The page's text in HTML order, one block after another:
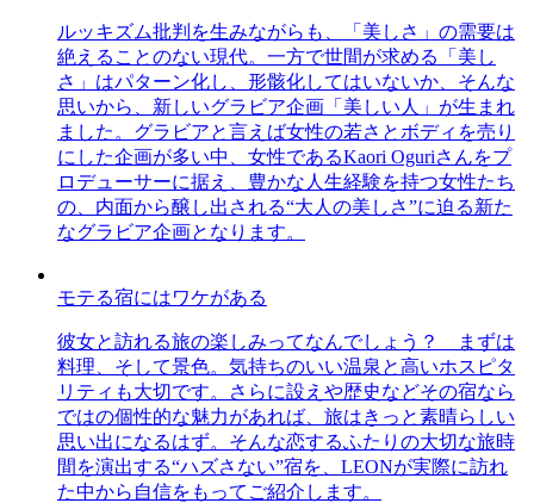
ルッキズム批判を生みながらも、「美しさ」の需要は
絶えることのない現代。一方で世間が求める「美し
さ」はパターン化し、形骸化してはいないか、そんな
思いから、新しいグラビア企画「美しい人」が生まれ
ました。グラビアと言えば女性の若さとボディを売り
にした企画が多い中、女性であるKaori Oguriさんをプ
ロデューサーに据え、豊かな人生経験を持つ女性たち
の、内面から醸し出される“大人の美しさ”に迫る新た
なグラビア企画となります。
モテる宿にはワケがある
彼女と訪れる旅の楽しみってなんでしょう？ まずは
料理、そして景色。気持ちのいい温泉と高いホスピタ
リティも大切です。さらに設えや歴史などその宿なら
ではの個性的な魅力があれば、旅はきっと素晴らしい
思い出になるはず。そんな恋するふたりの大切な旅時
間を演出する“ハズさない”宿を、LEONが実際に訪れ
た中から自信をもってご紹介します。